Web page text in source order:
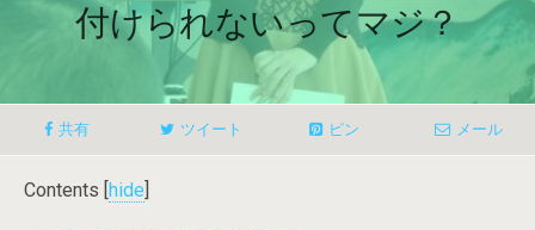
付けられないってマジ？
共有 ツイート ピン メール
Contents [hide]